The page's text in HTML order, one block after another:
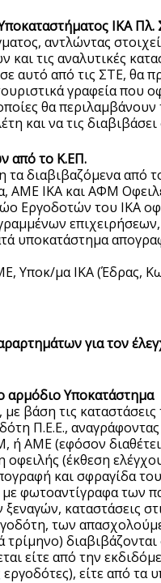
ΙΚΑ Πλ.
αντλώντας
τις αναλυτικές
αυτό από τις ΣΤΕ, θα
γραφεία που
θα
και να τις
από το Κ.ΕΠ.
τα διαβιβαζόμενα από
ΑΜΕ ΙΚΑ και ΑΦΜ
Εργοδοτών του ΙΚΑ
επιχειρήσεων,
υποκατάστημα
Υποκ/μα ΙΚΑ (Έδρας,
για τον
αρμόδιο Υποκατάστημα
βάση τις
Π.Ε.Ε.,
ΑΜΕ (εφόσον διαθέτει
(έκθεση
και σφραγίδα
φωτοαντίγραφα των
καταστάσεις
των
είτε από την
είτε από τα